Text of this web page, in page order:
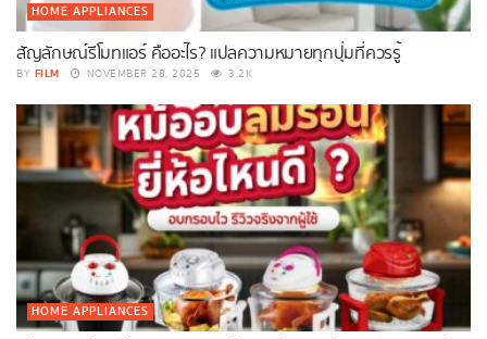
HOME APPLIANCES
สัญลักษณ์รีโมทแอร์ คืออะไร? แปลความหมายทุกปุ่มที่ควรรู้
BY FILM NOVEMBER 28, 2025 3.2K
HOME APPLIANCES